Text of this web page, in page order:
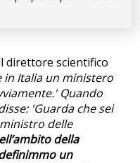
direttore scientifico
in Italia un ministero
Quando
'Guarda che sei
delle
della
un